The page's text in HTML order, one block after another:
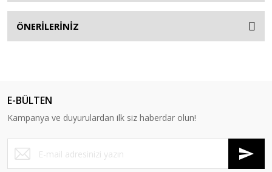
ÖNERİLERİNİZ
E-BÜLTEN
Kampanya ve duyurulardan ilk siz haberdar olun!